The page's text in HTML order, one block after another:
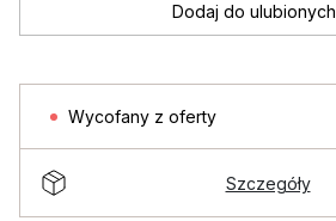
Dodaj do ulubionych
Wycofany z oferty
Szczegóły